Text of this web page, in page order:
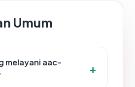
Umum
melayani aac-